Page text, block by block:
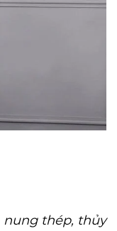
nung thép, thủy